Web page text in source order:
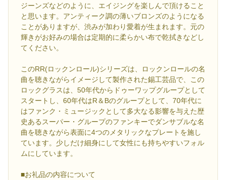
ジーンズなどのように、エイジングを楽しんで頂けること
と思います。アンティーク調の薄いブロンズのようになる
ことがありますが、渋みが加わり愛着が生まれます。元の
輝きがお好みの場合は定期的に柔らかい布で乾拭きなどし
てください。
このRR(ロックンロール)シリーズは、ロックンロールの名
曲を聴きながらイメージして製作された錫工芸品で、この
ロックグラスは、50年代からドゥーワップグループとして
スタートし、60年代はR＆Bのグループとして、70年代に
はファンク・ミュージックとして多大なる影響を与えた歴
史あるスーパー・グループのファンキーでダンサブルな名
曲を聴きながら表面に4つのメタリックなプレートを施し
ています。少しだけ細身にして女性にも持ちやすいフォル
ムにしています。
■お礼品の内容について